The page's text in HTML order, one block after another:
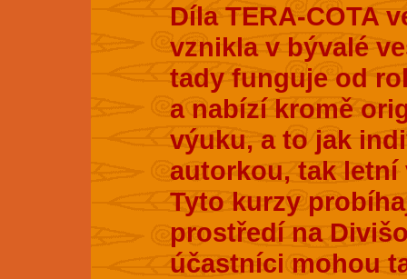
Díla TERA-COTA
vznikla v bývalé
tady funguje od
a nabízí kromě
výuku, a to jak
autorkou, tak letní
Tyto kurzy
prostředí na
účastníci mohou